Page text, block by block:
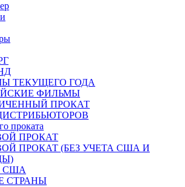
ТЕКУЩЕГО ГОДА
ФИЛЬМЫ
ПРОКАТ
проката
ПРОКАТ
ПРОКАТ (БЕЗ УЧЕТА США И
США
СТРАНЫ